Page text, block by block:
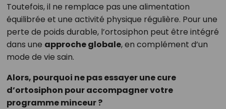
Toutefois, il ne remplace pas une alimentation
équilibrée et une activité physique régulière. Pour une
perte de poids durable, l’ortosiphon peut être intégré
dans une approche globale, en complément d’un
mode de vie sain.
Alors, pourquoi ne pas essayer une cure
d’ortosiphon pour accompagner votre
programme minceur ?